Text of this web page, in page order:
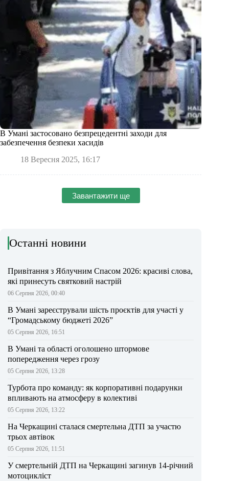
В Умані застосовано безпрецедентні заходи для
забезпечення безпеки хасидів
18 Вересня 2025, 16:17
Завантажити ще
Останні новини
Привітання з Яблучним Спасом 2026: красиві слова,
які принесуть святковий настрій
06 Серпня 2026, 00:40
В Умані зареєстрували шість проєктів для участі у
“Громадському бюджеті 2026”
05 Серпня 2026, 16:51
В Умані та області оголошено штормове
попередження через грозу
05 Серпня 2026, 13:28
Турбота про команду: як корпоративні подарунки
впливають на атмосферу в колективі
05 Серпня 2026, 13:22
На Черкащині сталася смертельна ДТП за участю
трьох автівок
05 Серпня 2026, 11:51
У смертельній ДТП на Черкащині загинув 14-річний
мотоцикліст